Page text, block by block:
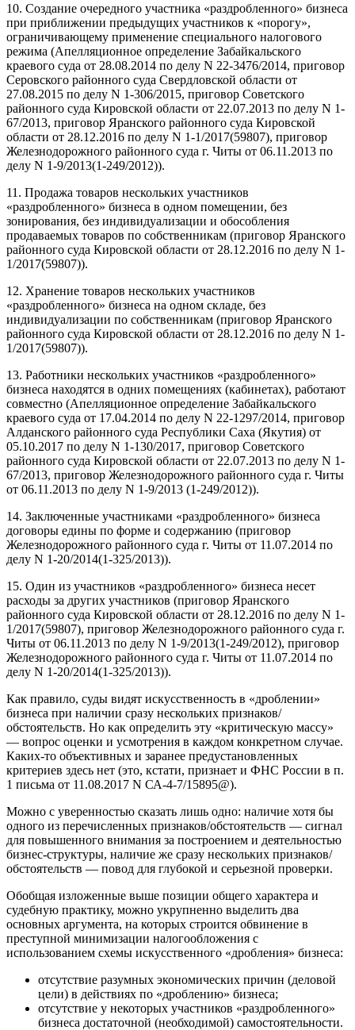
10. Создание очередного участника «раздробленного» бизнеса
при приближении предыдущих участников к «порогу»,
ограничивающему применение специального налогового
режима (Апелляционное определение Забайкальского
краевого суда от 28.08.2014 по делу N 22-3476/2014, приговор
Серовского районного суда Свердловской области от
27.08.2015 по делу N 1-306/2015, приговор Советского
районного суда Кировской области от 22.07.2013 по делу N 1-
67/2013, приговор Яранского районного суда Кировской
области от 28.12.2016 по делу N 1-1/2017(59807), приговор
Железнодорожного районного суда г. Читы от 06.11.2013 по
делу N 1-9/2013(1-249/2012)).
11. Продажа товаров нескольких участников
«раздробленного» бизнеса в одном помещении, без
зонирования, без индивидуализации и обособления
продаваемых товаров по собственникам (приговор Яранского
районного суда Кировской области от 28.12.2016 по делу N 1-
1/2017(59807)).
12. Хранение товаров нескольких участников
«раздробленного» бизнеса на одном складе, без
индивидуализации по собственникам (приговор Яранского
районного суда Кировской области от 28.12.2016 по делу N 1-
1/2017(59807)).
13. Работники нескольких участников «раздробленного»
бизнеса находятся в одних помещениях (кабинетах), работают
совместно (Апелляционное определение Забайкальского
краевого суда от 17.04.2014 по делу N 22-1297/2014, приговор
Алданского районного суда Республики Саха (Якутия) от
05.10.2017 по делу N 1-130/2017, приговор Советского
районного суда Кировской области от 22.07.2013 по делу N 1-
67/2013, приговор Железнодорожного районного суда г. Читы
от 06.11.2013 по делу N 1-9/2013 (1-249/2012)).
14. Заключенные участниками «раздробленного» бизнеса
договоры едины по форме и содержанию (приговор
Железнодорожного районного суда г. Читы от 11.07.2014 по
делу N 1-20/2014(1-325/2013)).
15. Один из участников «раздробленного» бизнеса несет
расходы за других участников (приговор Яранского
районного суда Кировской области от 28.12.2016 по делу N 1-
1/2017(59807), приговор Железнодорожного районного суда г.
Читы от 06.11.2013 по делу N 1-9/2013(1-249/2012), приговор
Железнодорожного районного суда г. Читы от 11.07.2014 по
делу N 1-20/2014(1-325/2013)).
Как правило, суды видят искусственность в «дроблении»
бизнеса при наличии сразу нескольких признаков/
обстоятельств. Но как определить эту «критическую массу»
— вопрос оценки и усмотрения в каждом конкретном случае.
Каких-то объективных и заранее предустановленных
критериев здесь нет (это, кстати, признает и ФНС России в п.
1 письма от 11.08.2017 N СА-4-7/15895@).
Можно с уверенностью сказать лишь одно: наличие хотя бы
одного из перечисленных признаков/обстоятельств — сигнал
для повышенного внимания за построением и деятельностью
бизнес-структуры, наличие же сразу нескольких признаков/
обстоятельств — повод для глубокой и серьезной проверки.
Обобщая изложенные выше позиции общего характера и
судебную практику, можно укрупненно выделить два
основных аргумента, на которых строится обвинение в
преступной минимизации налогообложения с
использованием схемы искусственного «дробления» бизнеса:
отсутствие разумных экономических причин (деловой
цели) в действиях по «дроблению» бизнеса;
отсутствие у некоторых участников «раздробленного»
бизнеса достаточной (необходимой) самостоятельности.